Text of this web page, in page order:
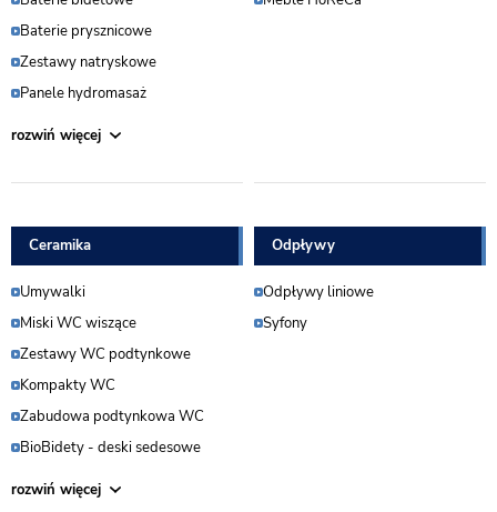
Baterie prysznicowe
Zestawy natryskowe
Panele hydromasaż
Ceramika
Umywalki
Miski WC wiszące
Zestawy WC podtynkowe
Kompakty WC
Zabudowa podtynkowa WC
BioBidety - deski sedesowe
Odpływy
Odpływy liniowe
Syfony